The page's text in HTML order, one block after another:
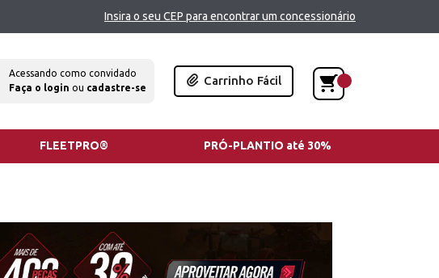
Insira o seu CEP para encontrar um concessionário
Acessando como convidado
Faça o login ou cadastre-se
Carrinho Fácil
FLEETPRO® PRÓ-PLANTIO até 30%